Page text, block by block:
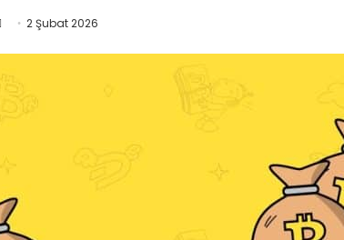
göndermek
2 Şubat 2026